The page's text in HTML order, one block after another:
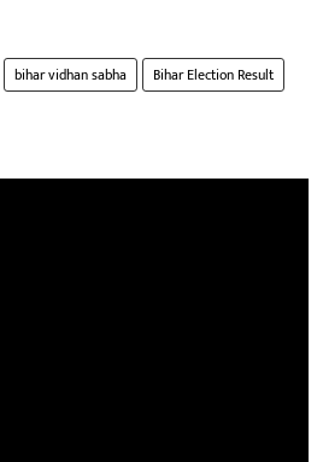
bihar vidhan sabha Bihar Election Result